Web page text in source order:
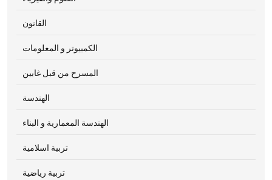
القانون
الكمبيوتر و المعلومات
المسرح من قبل غابين
الهندسة
الهندسة المعمارية و البناء
تربية اسلامية
تربية رياضية